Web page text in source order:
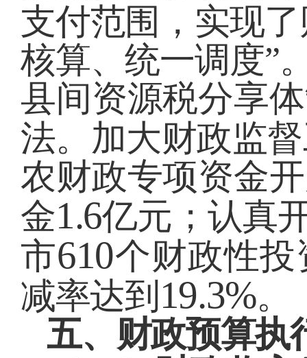
支付范围，实现
核算、统一调度”
县间资源税分享
法。 加大财政监
农财政专项资金
金1.6亿元；认真
市610个财政性
减率达到 19.3%。
五、财政预算执